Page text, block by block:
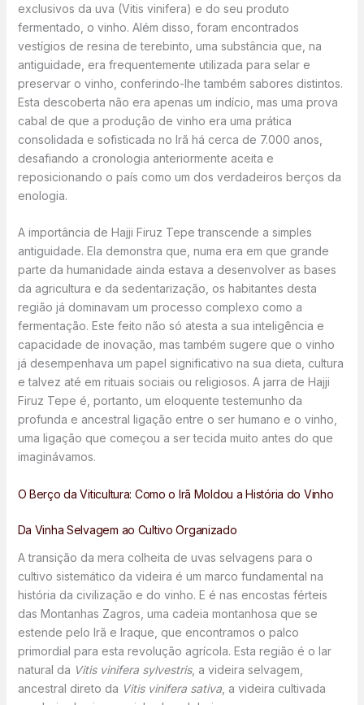
exclusivos da uva (Vitis vinifera) e do seu produto
fermentado, o vinho. Além disso, foram encontrados
vestígios de resina de terebinto, uma substância que, na
antiguidade, era frequentemente utilizada para selar e
preservar o vinho, conferindo-lhe também sabores distintos.
Esta descoberta não era apenas um indício, mas uma prova
cabal de que a produção de vinho era uma prática
consolidada e sofisticada no Irã há cerca de 7.000 anos,
desafiando a cronologia anteriormente aceita e
reposicionando o país como um dos verdadeiros berços da
enologia.
A importância de Hajji Firuz Tepe transcende a simples
antiguidade. Ela demonstra que, numa era em que grande
parte da humanidade ainda estava a desenvolver as bases
da agricultura e da sedentarização, os habitantes desta
região já dominavam um processo complexo como a
fermentação. Este feito não só atesta a sua inteligência e
capacidade de inovação, mas também sugere que o vinho
já desempenhava um papel significativo na sua dieta, cultura
e talvez até em rituais sociais ou religiosos. A jarra de Hajji
Firuz Tepe é, portanto, um eloquente testemunho da
profunda e ancestral ligação entre o ser humano e o vinho,
uma ligação que começou a ser tecida muito antes do que
imaginávamos.
O Berço da Viticultura: Como o Irã Moldou a História do Vinho
Da Vinha Selvagem ao Cultivo Organizado
A transição da mera colheita de uvas selvagens para o
cultivo sistemático da videira é um marco fundamental na
história da civilização e do vinho. E é nas encostas férteis
das Montanhas Zagros, uma cadeia montanhosa que se
estende pelo Irã e Iraque, que encontramos o palco
primordial para esta revolução agrícola. Esta região é o lar
natural da Vitis vinifera sylvestris, a videira selvagem,
ancestral direto da Vitis vinifera sativa, a videira cultivada